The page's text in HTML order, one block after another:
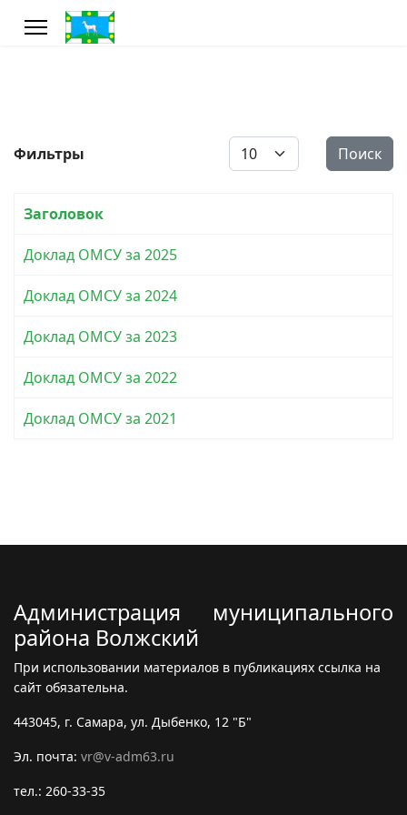
Фильтры Кол-во строк: Поиск
Заголовок
Доклад ОМСУ за 2025
Доклад ОМСУ за 2024
Доклад ОМСУ за 2023
Доклад ОМСУ за 2022
Доклад ОМСУ за 2021
Администрация муниципального
района Волжский
При использовании материалов в публикациях ссылка на
сайт обязательна.
443045, г. Самара, ул. Дыбенко, 12 "Б"
Эл. почта: vr@v-adm63.ru
тел.: 260-33-35